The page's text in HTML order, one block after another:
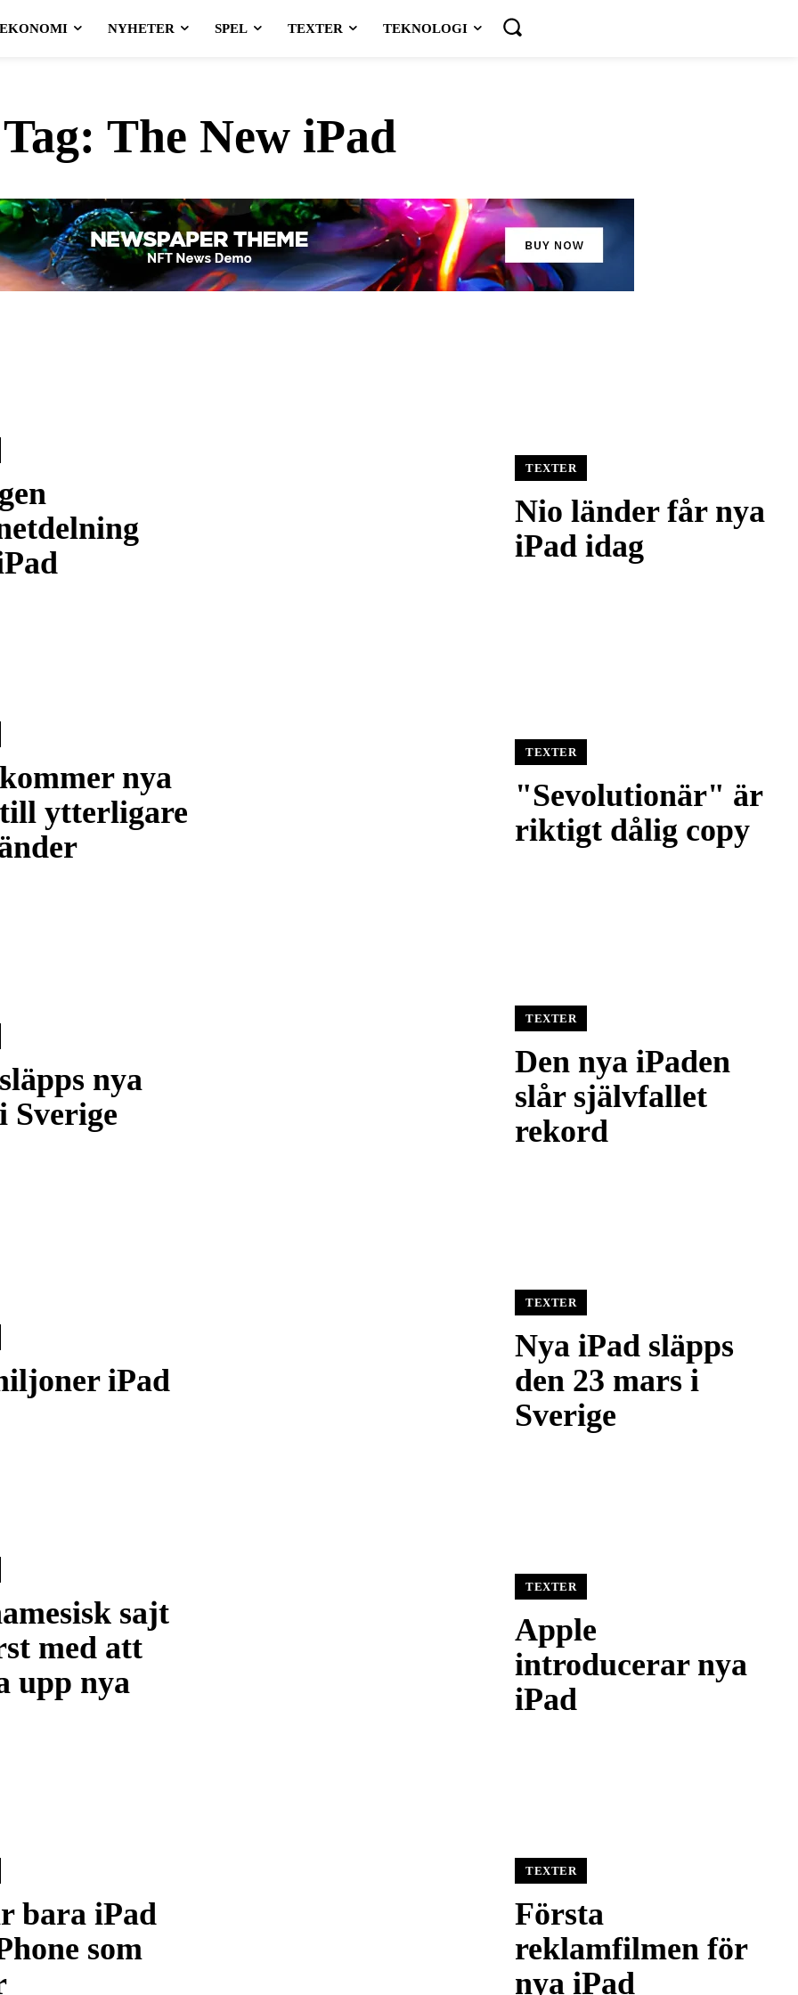
EKONOMI NYHETER SPEL TEXTER TEKNOLOGI
Tag: The New iPad
TEXTER
Nio länder får nya
iPad idag
nya
ytterligare
TEXTER
"Sevolutionär" är
riktigt dålig copy
nya
Sverige
TEXTER
Den nya iPaden
slår självfallet
rekord
iPad
TEXTER
Nya iPad släpps
den 23 mars i
Sverige
sajt
med att
upp nya
TEXTER
Apple
introducerar nya
iPad
bara iPad
som
TEXTER
Första
reklamfilmen för
nya iPad